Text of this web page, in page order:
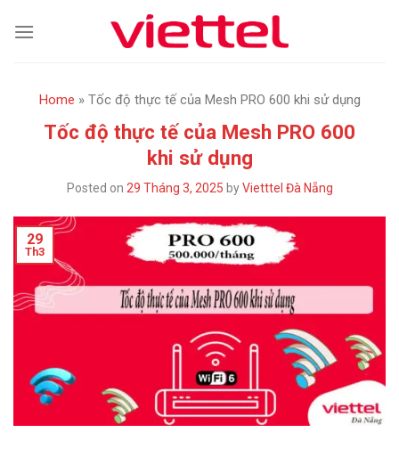
Home » Tốc độ thực tế của Mesh PRO 600 khi sử dụng
Tốc độ thực tế của Mesh PRO 600
khi sử dụng
Posted on 29 Tháng 3, 2025 byVietttel Đà Nẵng
29
Th3